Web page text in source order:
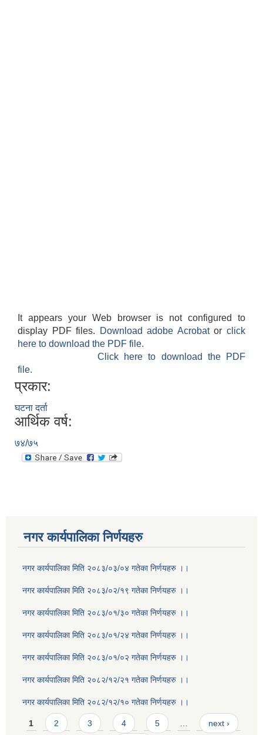
It appears your Web browser is not configured to
display PDF files.
Download adobe Acrobatorclick
here to download the PDF file.
Click here to download the PDF
file.
प्रकार:
घटना दर्ता
आर्थिक वर्ष:
७४/७५
नगर कार्यपालिका निर्णयहरु
नगर कार्यपालिका मिति २०८३/०३/०४ गतेका निर्णयहरु ।।
नगर कार्यपालिका मिति २०८३/०२/१९ गतेका निर्णयहरु ।।
नगर कार्यपालिका मिति २०८३/०१/३० गतेका निर्णयहरु ।।
नगर कार्यपालिका मिति २०८३/०१/२४ गतेका निर्णयहरु ।।
नगर कार्यपालिका मिति २०८३/०१/०२ गतेका निर्णयहरु ।।
नगर कार्यपालिका मिति २०८२/१२/२१ गतेका निर्णयहरु ।।
नगर कार्यपालिका मिति २०८२/१२/१० गतेका निर्णयहरु ।।
Pages
1 2 3 4 5 … next ›